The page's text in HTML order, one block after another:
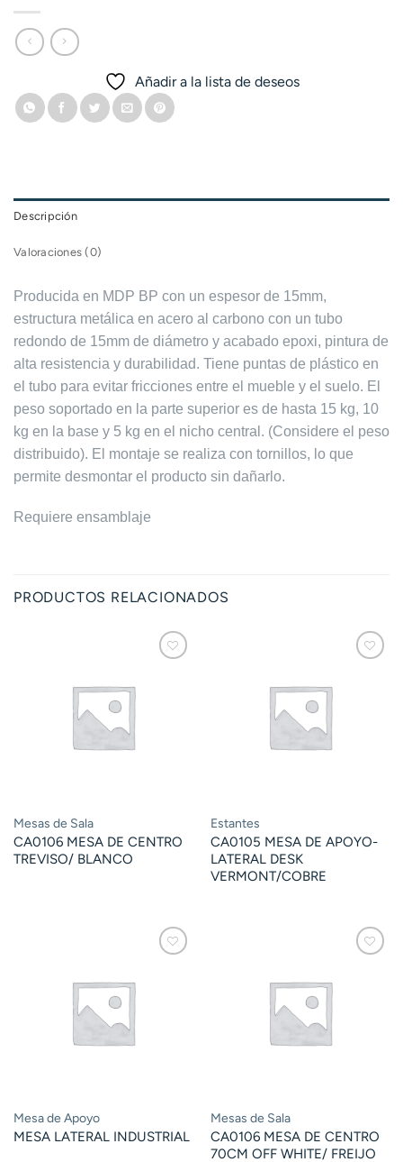
Añadir a la lista de deseos
Descripción
Valoraciones (0)
Producida en MDP BP con un espesor de 15mm,
estructura metálica en acero al carbono con un tubo
redondo de 15mm de diámetro y acabado epoxi, pintura de
alta resistencia y durabilidad. Tiene puntas de plástico en
el tubo para evitar fricciones entre el mueble y el suelo. El
peso soportado en la parte superior es de hasta 15 kg, 10
kg en la base y 5 kg en el nicho central. (Considere el peso
distribuido). El montaje se realiza con tornillos, lo que
permite desmontar el producto sin dañarlo.
Requiere ensamblaje
PRODUCTOS RELACIONADOS
Mesas de Sala
CA0106 MESA DE CENTRO
TREVISO/ BLANCO
Estantes
CA0105 MESA DE APOYO-
LATERAL DESK
VERMONT/COBRE
Mesa de Apoyo
MESA LATERAL INDUSTRIAL
Mesas de Sala
CA0106 MESA DE CENTRO
70CM OFF WHITE/ FREIJO